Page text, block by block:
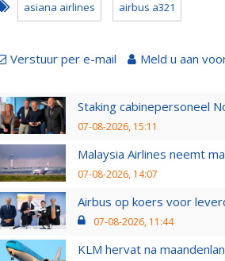
asiana airlines airbus a321
Verstuur per e-mail Meld u aan
Staking cabinepersoneel
07-08-2026, 15:11
Malaysia Airlines neemt
07-08-2026, 14:07
Airbus op koers voor
07-08-2026, 11:44
KLM hervat na